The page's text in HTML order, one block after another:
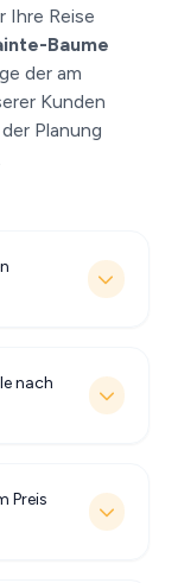
Ihre Reise
Baume
der am
Kunden
Planung
nach
Preis